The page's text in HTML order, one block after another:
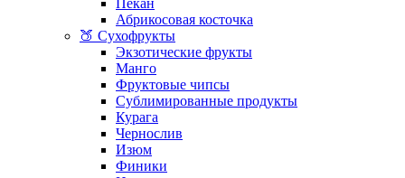
Пекан
Абрикосовая косточка
🍑 Сухофрукты
Экзотические фрукты
Манго
Фруктовые чипсы
Сублимированные продукты
Курага
Чернослив
Изюм
Финики